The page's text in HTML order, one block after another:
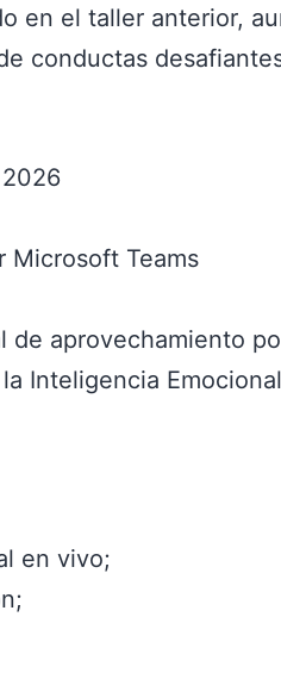
en el taller anterior,
conductas
Microsoft Teams
de aprovechamiento
Inteligencia
en vivo;